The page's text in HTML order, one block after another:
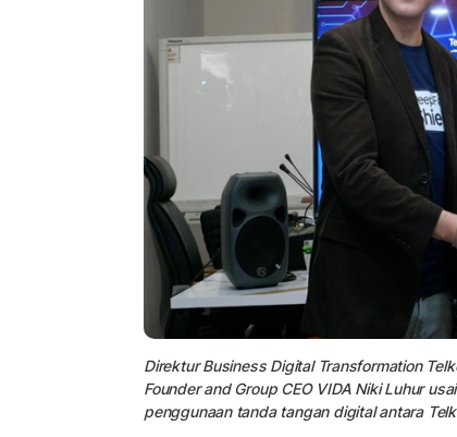
Direktur Business Digital Transformation
Founder and Group CEO VIDA Niki Luhur
penggunaan tanda tangan digital antara